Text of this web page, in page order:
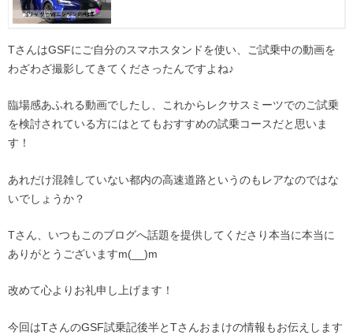
TさんはGSFにご自分のスマホスタンドを使い、ご試乗中の動画を
わざわざ撮影してきてくださったんですよね♪
臨場感あふれる動画でしたし、これからレクサスミーツでのご試乗
を検討されている方にはとてもおすすめの試乗コースだと思いま
す！
あれだけ混雑していない都内の高速道路というのもレアなのではな
いでしょうか？
Tさん、いつもこのブログへ話題を提供してくださり本当に本当に
ありがとうございますm(__)m
改めて心よりお礼申し上げます！
今回はTさんのGSF試乗記後半とTさんおまけの情報もお伝えします